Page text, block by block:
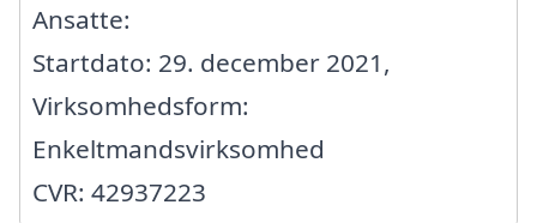
Ansatte:
Startdato: 29. december 2021,
Virksomhedsform:
Enkeltmandsvirksomhed
CVR: 42937223